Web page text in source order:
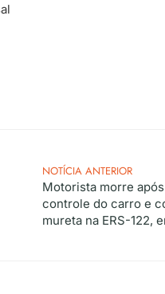
NOTÍCIA ANTERIOR
Motorista morre
controle do carro e
mureta na ERS-122,